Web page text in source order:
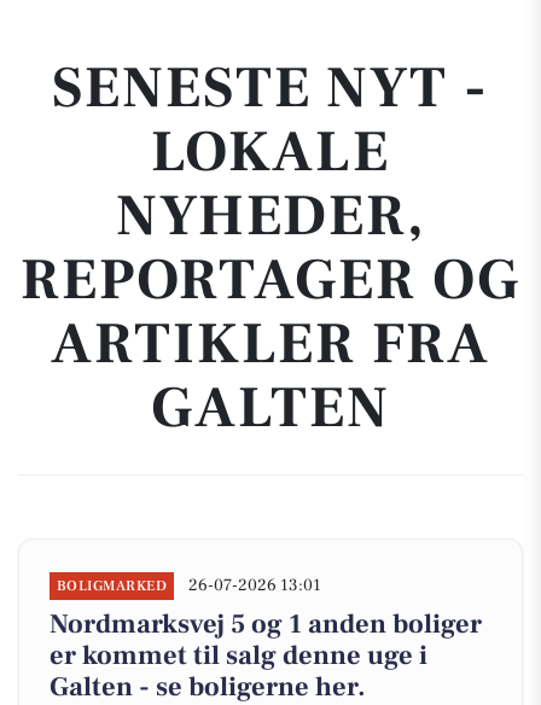
SENESTE NYT -
LOKALE
NYHEDER,
REPORTAGER OG
ARTIKLER FRA
GALTEN
BOLIGMARKED 26-07-2026 13:01
Nordmarksvej 5 og 1 anden boliger
er kommet til salg denne uge i
Galten - se boligerne her.